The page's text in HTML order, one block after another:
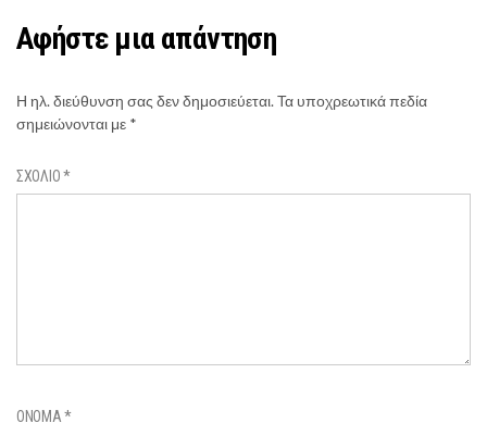
Αφήστε μια απάντηση
Η ηλ. διεύθυνση σας δεν δημοσιεύεται.Τα υποχρεωτικά πεδία
σημειώνονται με *
ΣΧΌΛΙΟ*
ΌΝΟΜΑ*